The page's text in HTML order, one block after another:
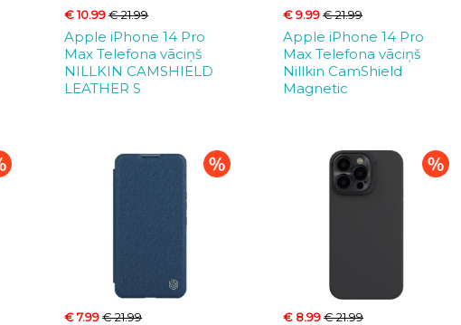
€ 10.99€ 21.99
Apple iPhone 14 Pro
Max Telefona vāciņš
NILLKIN CAMSHIELD
LEATHER S
€ 9.99€ 21.99
Apple iPhone 14 Pro
Max Telefona vāciņš
Nillkin CamShield
Magnetic
€ 7.99€ 21.99 € 8.99€ 21.99